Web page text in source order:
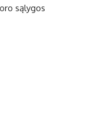
sąlygos